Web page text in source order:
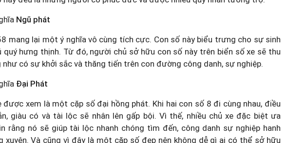
Ngũ phát
mang lại một ý nghĩa vô cùng tích cực. Con số này biểu trưng cho sự sinh
quý hưng thịnh. Từ đó, người chủ sở hữu con số này trên biển số xe sẽ thu
có sự khởi sắc và thăng tiến trên con đường công danh, sự nghiệp.
Đại Phát
xem là một cặp số đại hồng phát. Khi hai con số 8 đi cùng nhau, điều
giàu có và tài lộc sẽ nhân lên gấp bội. Vì thế, nhiều chủ xe đặc biệt ưa
rằng nó sẽ giúp tài lộc nhanh chóng tìm đến, công danh sự nghiệp hanh
xuyên. Và cũng vì đây là một cặp số đẹp nên không dễ gì ai có thể sở hữu